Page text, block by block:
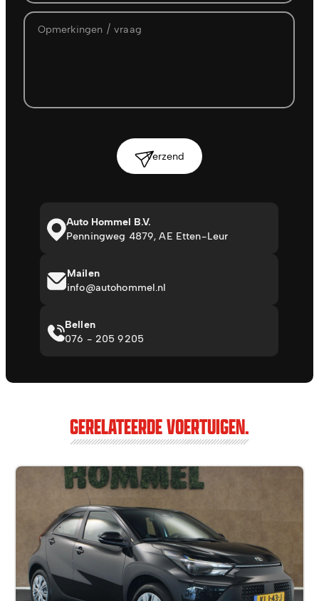
Verzend
Auto Hommel B.V.
Penningweg 4879, AE Etten-Leur
Mailen
info@autohommel.nl
Bellen
076 - 205 9205
GERELATEERDE VOERTUIGEN.